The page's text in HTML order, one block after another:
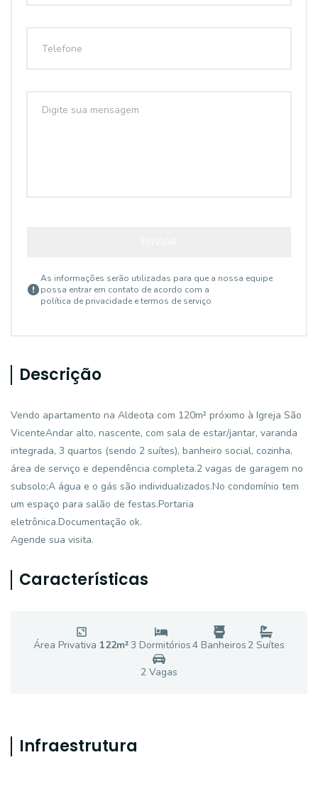
As informações serão utilizadas para que a nossa equipe
possa entrar em contato de acordo com a
política de privacidade e termos de serviço
Descrição
Vendo apartamento na Aldeota com 120m² próximo à Igreja São
VicenteAndar alto, nascente, com sala de estar/jantar, varanda
integrada, 3 quartos (sendo 2 suítes), banheiro social, cozinha,
área de serviço e dependência completa.2 vagas de garagem no
subsolo;A água e o gás são individualizados.No condomínio tem
um espaço para salão de festas.Portaria
eletrônica.Documentação ok.
Agende sua visita.
Características
Área Privativa 122m²3 Dormitórios4 Banheiros 2 Suítes
2 Vagas
Infraestrutura